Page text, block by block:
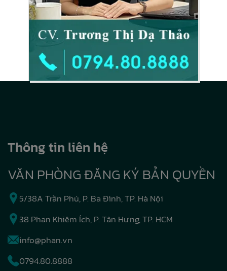
Thông tin liên hệ
VĂN PHÒNG ĐĂNG KÝ BẢN QUYỀN
5/38A Trần Phú, P. Ba Đình, TP. Hà Nội
38 Phan Khiêm Ích, P. Tân Hưng, TP. HCM
info@phan.vn
0794.80.8888